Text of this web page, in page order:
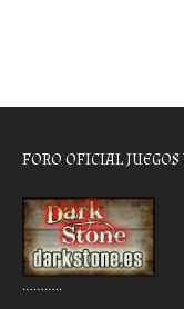
FORO OFICIAL
………..